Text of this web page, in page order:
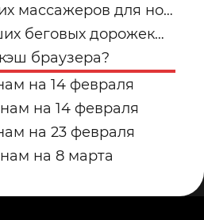
Yamaguchi
массажеров для ног
модель купить для
беговых дорожек
какую модель
браузера?
на 14 февраля
на 14 февраля
на 23 февраля
на 8 марта